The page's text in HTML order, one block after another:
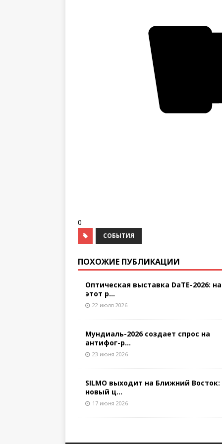
0
СОБЫТИЯ
ПОХОЖИЕ ПУБЛИКАЦИИ
Оптическая выставка DaTE-2026: на
этот р...
22 июля 2026
Мундиаль-2026 создает спрос на
антифог-р...
23 июня 2026
SILMO выходит на Ближний Восток:
новый ц...
17 июня 2026